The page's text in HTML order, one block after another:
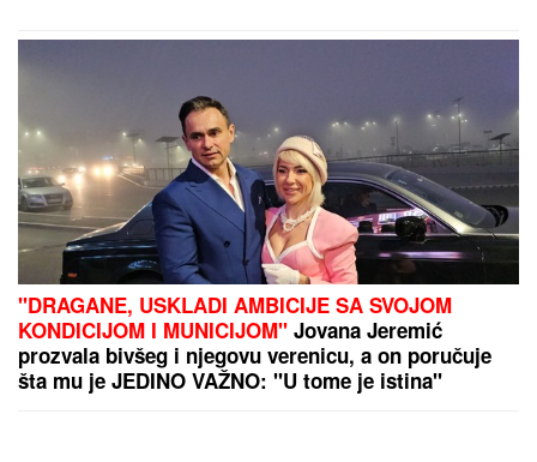
"DRAGANE, USKLADI AMBICIJE SA SVOJOM
KONDICIJOM I MUNICIJOM" Jovana Jeremić
prozvala bivšeg i njegovu verenicu, a on poručuje
šta mu je JEDINO VAŽNO: "U tome je istina"